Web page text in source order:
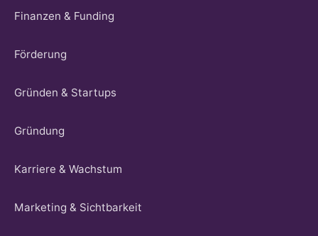
Finanzen & Funding
Förderung
Gründen & Startups
Gründung
Karriere & Wachstum
Marketing & Sichtbarkeit